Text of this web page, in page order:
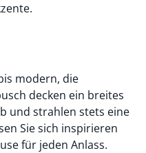
modern, die
decken ein breites
und strahlen stets eine
Sie sich inspirieren
für jeden Anlass.